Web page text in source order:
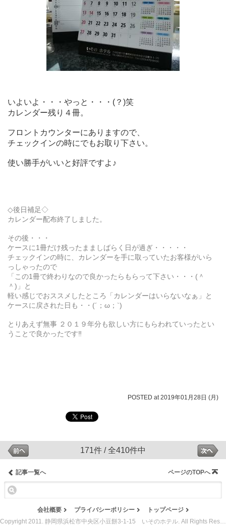
いよいよ・・・やっと・・・(？)笑
カレンダー残り４冊。
フロントカウンターにありますので、
チェックインの時にでもお取り下さい。
使い勝手がいいと好評ですよ♪
◇後日補足◇
カレンダー配布終了しました。
その後・・・
ケースに1冊だけ残ったまましばらく日が過ぎ・・・・・
チェックインの時に、カレンダーを手に取っていたお客様がいら
っしゃったので
「この1冊で終わりなので良かったらもらって下さい・・・(＾
＾)」と
軽い感じでおススメしたところ「カレンダーはいらないなぁ」と
ケースに戻された日も・・(´；ω；`)
とりあえず無事 ２０１９年分も欲しい方にもらわれていったとい
うことで良かったです‼
POSTED at 2019年01月28日 (月)
171件 / 全410件中
記事一覧へ ページのTOPへ
会社概要 プライバシーポリシー
トップページ
Copyright 2011. 静岡県浜松市中央区小豆餅3-1-15 いそのホテル. All Rights Reserved.